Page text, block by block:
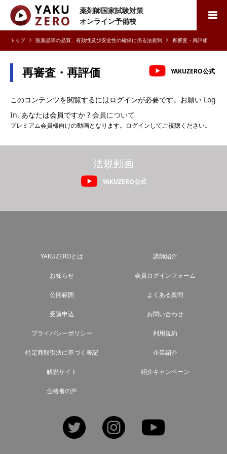
薬剤師国家試験対策
オンライン予備校
検索
医薬品等の品質、有効性及び安全性の確保に係る法規制 再審査・再評価
再審査・再評価 YAKUZERO公式
このコンテンツを閲覧するにはログインが必要です。お願い Log
In. あなたは会員ですか ? 会員について
プレミアム会員様向けの動画となります。ログインしてご視聴ください。
YAKUZERO公式
法規動画
YAKUZEROとは 講師紹介
お知らせ 会員ログインフォーム
公開範囲 よくある質問
受講申込 お問い合わせ
プライバシーポリシー 利用規約
特定商取引法に基づく表記 企業紹介
解説サイト 紹介キャンペーン
合格者の声
Twitter Instagram